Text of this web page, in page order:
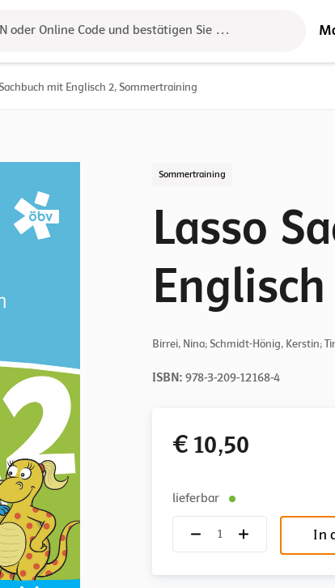
oder Online Code und bestätigen Sie das Ergebnis mit der
mit Englisch 2, Sommertraining
Sommertraining
Lasso
Englisch
Birrei, Nina; Schmidt-Hönig, Kerstin;
ISBN: 978-3-209-12168-4
€ 10,50
lieferbar
In